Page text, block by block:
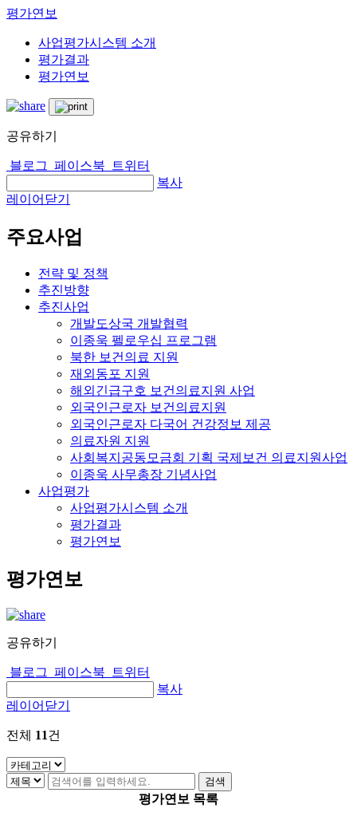
평가연보
사업평가시스템 소개
평가결과
평가연보
공유하기
블로그 페이스북
트위터
복사
레이어닫기
주요사업
전략 및 정책
추진방향
추진사업
개발도상국 개발협력
이종욱 펠로우십 프로그램
북한 보건의료 지원
재외동포 지원
해외긴급구호 보건의료지원 사업
외국인근로자 보건의료지원
외국인근로자 다국어 건강정보 제공
의료자원 지원
사회복지공동모금회 기획 국제보건 의료지원사업
이종욱 사무총장 기념사업
사업평가
사업평가시스템 소개
평가결과
평가연보
평가연보
공유하기
블로그 페이스북
트위터
복사
레이어닫기
전체 11건
평가연보 목록